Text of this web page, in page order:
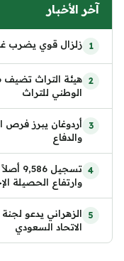
آخر الأخبار
زلزال قوي يضرب غربي
الوطني للتراث
أردوغان يبرز فرص
والدفاع
وارتفاع الحصيلة
الزهراني يدعو
الاتحاد السعودي